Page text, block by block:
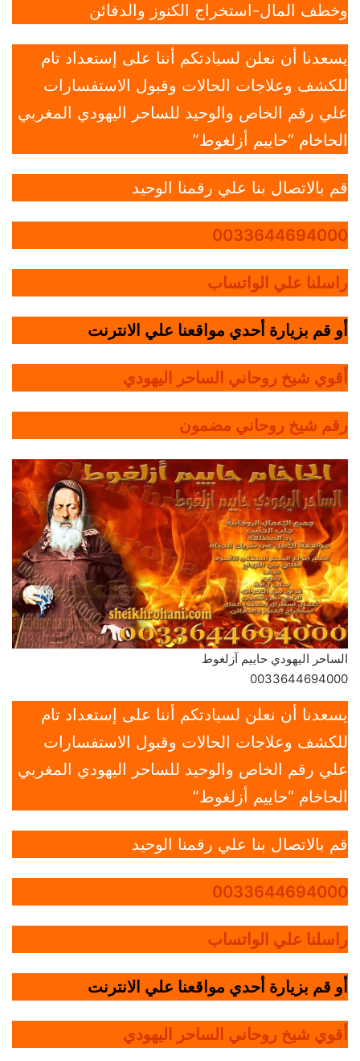
وخطف المال-استخراج الكنوز والدفائن
يسعدنا أن نعلن لسيادتكم أننا على إستعداد تام
للكشف وعلاجات الحالات وقبول الاستفسارات
علي رقم الخاص والوحيد للساحر اليهودي المغربي
الحاخام “حاييم أزلغوط”
قم بالاتصال بنا علي رقمنا الوحيد
0033644694000
راسلنا علي الواتساب
أو قم بزيارة أحدي مواقعنا علي الانترنت
أقوي شيخ روحاني الساحر اليهودي
رقم شيخ روحاني مضمون
الساحر اليهودي حاييم آزلغوط
0033644694000
يسعدنا أن نعلن لسيادتكم أننا على إستعداد تام
للكشف وعلاجات الحالات وقبول الاستفسارات
علي رقم الخاص والوحيد للساحر اليهودي المغربي
الحاخام “حاييم أزلغوط”
قم بالاتصال بنا علي رقمنا الوحيد
0033644694000
راسلنا علي الواتساب
أو قم بزيارة أحدي مواقعنا علي الانترنت
أقوي شيخ روحاني الساحر اليهودي